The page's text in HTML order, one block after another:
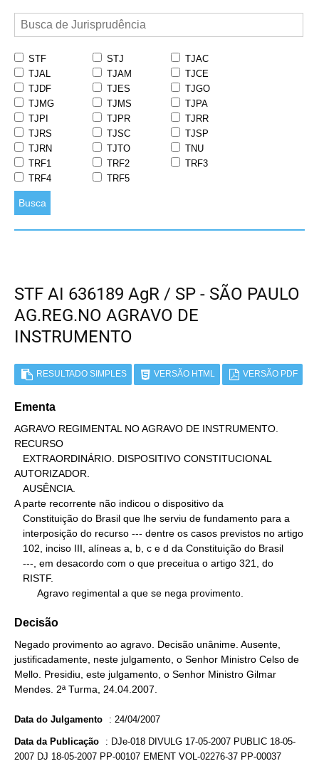
STF STJ
TJAC
TJAL
TJAM
TJCE
TJDF
TJES
TJGO
TJMG
TJMS
TJPA
TJPI
TJPR
TJRR
TJRS
TJSC
TJSP
TJRN
TJTO
TNU
TRF1
TRF2
TRF3
TRF4
TRF5
Busca
STF AI 636189 AgR / SP - SÃO PAULO
AG.REG.NO AGRAVO DE
INSTRUMENTO
RESULTADO SIMPLES VERSÃO HTML VERSÃO PDF
Ementa
AGRAVO REGIMENTAL NO AGRAVO DE INSTRUMENTO.
RECURSO
AUTORIZADOR.
A parte recorrente não indicou o dispositivo da
        Agravo regimental a que se nega provimento.
Decisão
Negado provimento ao agravo. Decisão unânime. Ausente,
justificadamente, neste julgamento, o Senhor Ministro Celso de
Mello. Presidiu, este julgamento, o Senhor Ministro Gilmar
Mendes. 2ª Turma, 24.04.2007.
Data do Julgamento : 24/04/2007
Data da Publicação : DJe-018 DIVULG 17-05-2007 PUBLIC 18-05-
2007 DJ 18-05-2007 PP-00107 EMENT VOL-02276-37 PP-00037